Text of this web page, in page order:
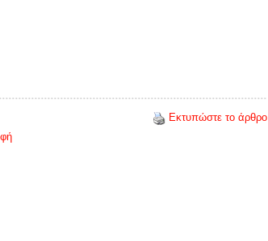
Εκτυπώστε το άρθρο